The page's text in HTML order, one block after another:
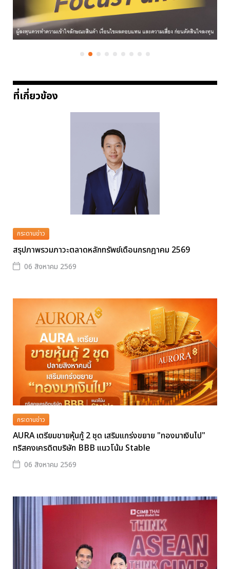
ที่เกี่ยวข้อง
กระดานข่าว
สรุปภาพรวมภาวะตลาดหลักทรัพย์เดือนกรกฎาคม 2569
06 สิงหาคม 2569
กระดานข่าว
AURA เตรียมขายหุ้นกู้ 2 ชุด เสริมแกร่งขยาย "ทองมาเงินไป"
ทริสคงเครดิตบริษัท BBB แนวโน้ม Stable
06 สิงหาคม 2569